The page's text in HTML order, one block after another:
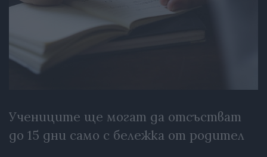
Учениците ще могат да отсъстват
до 15 дни само с бележка от родител